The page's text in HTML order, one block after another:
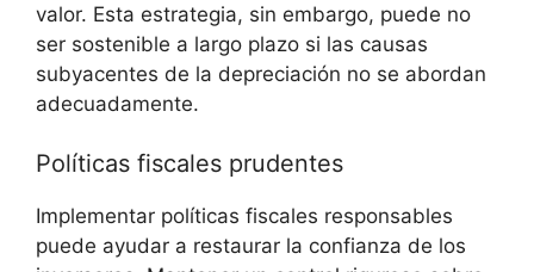
valor. Esta estrategia, sin‍ embargo, puede no
ser sostenible a largo plazo ⁤si las ​causas
subyacentes de ‌la depreciación no se abordan
adecuadamente.
Políticas​ fiscales prudentes
Implementar políticas fiscales responsables
puede ​ayudar‌ a restaurar la ⁤confianza ⁤de‌ los